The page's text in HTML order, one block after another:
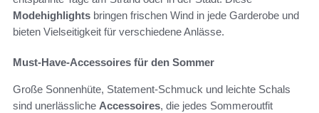
Modehighlights bringen frischen Wind in jede Garderobe und
bieten Vielseitigkeit für verschiedene Anlässe.
Must-Have-Accessoires für den Sommer
Große Sonnenhüte, Statement-Schmuck und leichte Schals
sind unerlässliche Accessoires, die jedes Sommeroutfit